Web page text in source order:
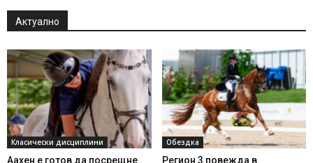
Актуално
Класически дисциплини
Аахен е готов да посрещне
Обездка
Регион 3 повежда в